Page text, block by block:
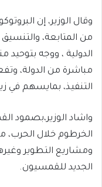
وقال الوزير، إن
من المتابعة،
الدولية ، ووجه بتوحيد
مباشرة من الدولة،
التنفيذ، بمايسهم في
واشاد الوزير،بصمود
الخرطوم خلال الحرب،
ومشاريع التطوير
الجديد للقمسيون.